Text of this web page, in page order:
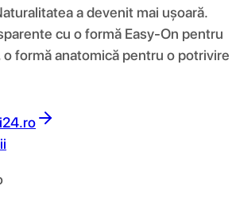
a devenit mai ușoară.
cu o formă Easy-On pentru
o formă anatomică pentru o potrivire